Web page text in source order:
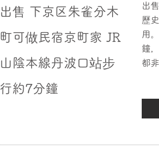
出售 下京区朱雀分木
町可做民宿京町家 JR
山陰本線丹波口站步
行約7分鐘
出
歷
用
鐘
都